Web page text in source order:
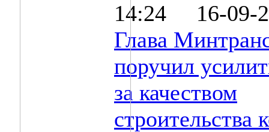
14:24 16-09-
Глава
поручил
за качеством
строительства